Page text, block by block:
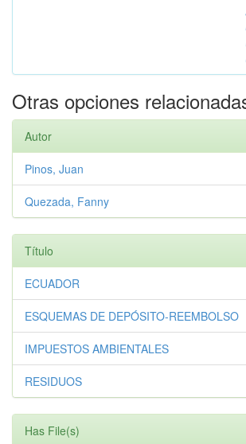
Otras opciones
Autor
Pinos, Juan
Quezada, Fanny
Título
ECUADOR
ESQUEMAS DE DEPÓSITO-REEMBOLSO
IMPUESTOS AMBIENTALES
RESIDUOS
Has File(s)